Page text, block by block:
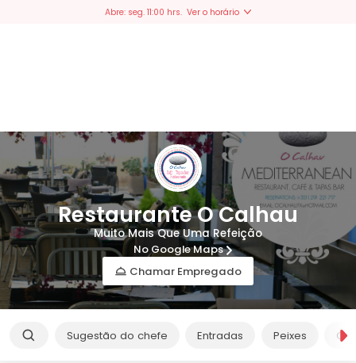
Abre: seg. 11:00 hrs. Ver o horário
Restaurante O Calhau
Muito Mais Que Uma Refeição
No Google Maps
Chamar Empregado
Sugestão do chefe Entradas Peixes